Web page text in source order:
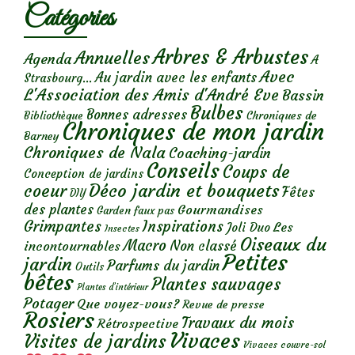
Catégories
AgendaAnnuellesArbres & Arbustes A
Strasbourg... Au jardin avec les enfantsAvec
L'Association des Amis d'André Eve Bassin
Bibliothèque Bonnes adresses Bulbes Chroniques de
Barney Chroniques de mon jardin
Chroniques de Nala Coaching-jardin
Conception de jardins ConseilsCoups de
coeur DIY Déco jardin et bouquetsFêtes
des plantes Garden faux pas Gourmandises
Grimpantes Insectes Inspirations Joli Duo Les
incontournables Macro Non classé Oiseaux du
jardin Outils Parfums du jardinPetites
bêtes Plantes d’intérieur Plantes sauvages
Potager Que voyez-vous? Revue de presse
Rosiers Rétrospective Travaux du mois
Visites de jardins Vivaces Vivaces couvre-sol